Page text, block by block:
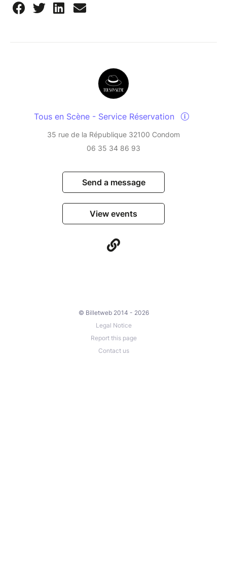
Tous en Scène - Service Réservation
35 rue de la République 32100 Condom
06 35 34 86 93
Send a message
View events
© Billetweb 2014 - 2026
Legal Notice
Report this page
Contact us